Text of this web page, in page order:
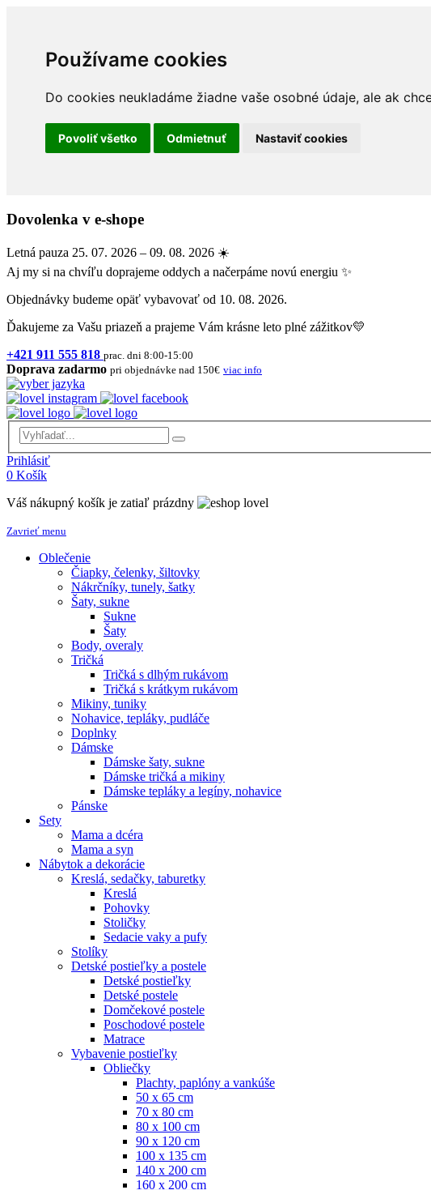
Používame cookies
Do cookies neukladáme žiadne vaše osobné údaje, ale ak
Povoliť všetko Odmietnuť Nastaviť cookies
Dovolenka v e-shope
Letná pauza 25. 07. 2026 – 09. 08. 2026 ☀️
Aj my si na chvíľu doprajeme oddych a načerpáme novú energiu ✨
Objednávky budeme opäť vybavovať od 10. 08. 2026.
Ďakujeme za Vašu priazeň a prajeme Vám krásne leto plné zážitkov💛
+421 911 555 818 prac. dni 8:00-15:00
Doprava zadarmo pri objednávke nad 150€ viac info
Prihlásiť
0 Košík
Váš nákupný košík je zatiaľ prázdny
Zavrieť menu
Oblečenie
Čiapky, čelenky, šiltovky
Nákrčníky, tunely, šatky
Šaty, sukne
Sukne
Šaty
Body, overaly
Tričká
Tričká s dlhým rukávom
Tričká s krátkym rukávom
Mikiny, tuniky
Nohavice, tepláky, pudláče
Doplnky
Dámske
Dámske šaty, sukne
Dámske tričká a mikiny
Dámske tepláky a legíny, nohavice
Pánske
Sety
Mama a dcéra
Mama a syn
Nábytok a dekorácie
Kreslá, sedačky, taburetky
Kreslá
Pohovky
Stoličky
Sedacie vaky a pufy
Stolíky
Detské postieľky a postele
Detské postieľky
Detské postele
Domčekové postele
Poschodové postele
Matrace
Vybavenie postieľky
Obliečky
Plachty, paplóny a vankúše
50 x 65 cm
70 x 80 cm
80 x 100 cm
90 x 120 cm
100 x 135 cm
140 x 200 cm
160 x 200 cm